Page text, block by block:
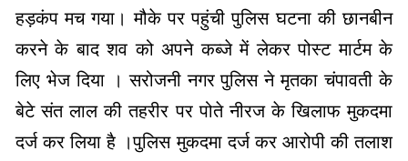
हड़कंप मच गया। मौके पर पहुंची पुलिस घटना की छानबीन
करने के बाद शव को अपने कब्जे में लेकर पोस्ट मार्टम के
लिए भेज दिया । सरोजनी नगर पुलिस ने मृतका चंपावती के
बेटे संत लाल की तहरीर पर पोते नीरज के खिलाफ मुकदमा
दर्ज कर लिया है ।पुलिस मुकदमा दर्ज कर आरोपी की तलाश